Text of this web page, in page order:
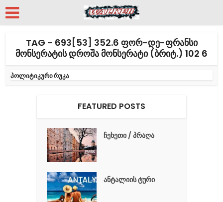
TAG - 693[53] 352.6 ᲤᲝᲠ-ᲓᲔ-ᲤᲠᲐᲜᲡᲘ
ᲛᲝᲜᲡᲔᲠᲐᲢᲘᲡ ᲓᲠᲝᲨᲐ ᲛᲝᲜᲡᲔᲠᲐᲢᲘ (ᲑᲠᲘᲢ.) 102 6
პოლიტიკური რუკა
FEATURED POSTS
ჩეხეთი / პრაღა
ანტალიის ტური